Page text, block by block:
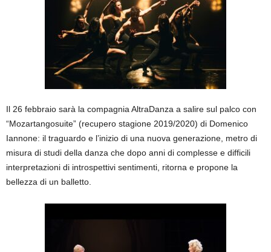
Il 26 febbraio sarà la compagnia AltraDanza a salire sul palco con
“Mozartangosuite” (recupero stagione 2019/2020) di Domenico
Iannone: il traguardo e l’inizio di una nuova generazione, metro di
misura di studi della danza che dopo anni di complesse e difficili
interpretazioni di introspettivi sentimenti, ritorna e propone la
bellezza di un balletto.